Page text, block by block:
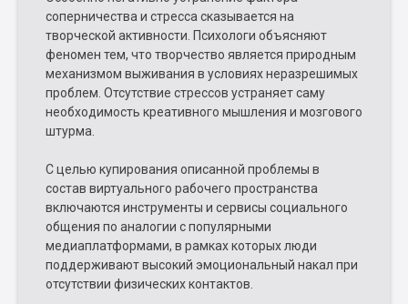
соперничества и стресса сказывается на
творческой активности. Психологи объясняют
феномен тем, что творчество является природным
механизмом выживания в условиях неразрешимых
проблем. Отсутствие стрессов устраняет саму
необходимость креативного мышления и мозгового
штурма.
С целью купирования описанной проблемы в
состав виртуального рабочего пространства
включаются инструменты и сервисы социального
общения по аналогии с популярными
медиаплатформами, в рамках которых люди
поддерживают высокий эмоциональный накал при
отсутствии физических контактов.